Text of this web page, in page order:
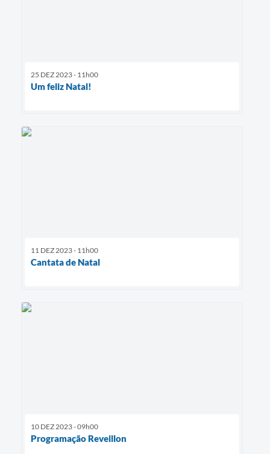
25 DEZ 2023 - 11h00
Um feliz Natal!
11 DEZ 2023 - 11h00
Cantata de Natal
10 DEZ 2023 - 09h00
Programação Reveillon